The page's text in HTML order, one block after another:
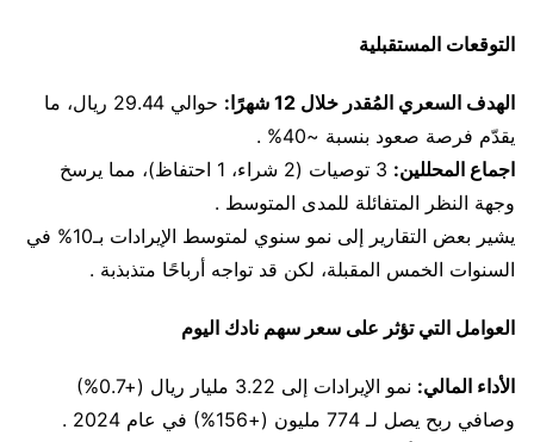
التوقعات المستقبلية
الهدف السعري المُقدر خلال 12 شهرًا:
حوالي 29.44 ريال، ما
يقدّم فرصة صعود بنسبة ~40% .
اجماع المحللين:
3 توصيات (2 شراء، 1 احتفاظ)، مما يرسخ
وجهة النظر المتفائلة للمدى المتوسط .
يشير بعض التقارير إلى نمو سنوي لمتوسط الإيرادات بـ10% في
السنوات الخمس المقبلة، لكن قد تواجه أرباحًا متذبذبة .
العوامل التي تؤثر على سعر سهم نادك اليوم
الأداء المالي:
نمو الإيرادات إلى 3.22 مليار ريال (+0.7%)
وصافي ربح يصل لـ 774 مليون (+156%) في عام 2024 .